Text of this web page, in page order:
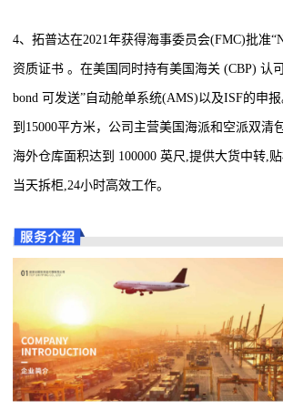
4、拓普达在2021年获得海事委员会(FMC)批准
资质证书 。在美国同时持有美国海关 (CBP) 认
bond 可发送”自动舱单系统(AMS)以及ISF的申
到15000平方米，公司主营美国海派和空派双清
海外仓库面积达到 100000 英尺,提供大货中转,
当天拆柜,24小时高效工作。